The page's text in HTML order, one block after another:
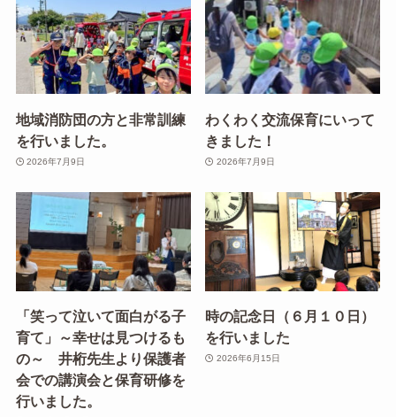
地域消防団の方と非常訓練
を行いました。
2026年7月9日
わくわく交流保育にいって
きました！
2026年7月9日
「笑って泣いて面白がる子
育て」～幸せは見つけるも
の～ 井桁先生より保護者
会での講演会と保育研修を
行いました。
時の記念日（６月１０日）
を行いました
2026年6月15日